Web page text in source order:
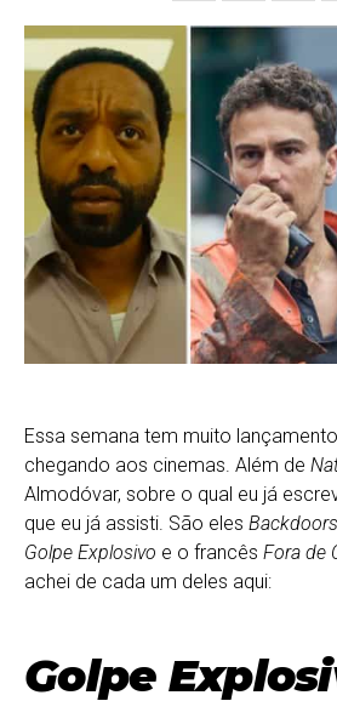
Essa semana tem muito
chegando aos cinemas. Além de
Almodóvar, sobre o qual eu já
que eu já assisti. São eles
Golpe Explosivo e o francês Fora de
achei de cada um deles aqui:
Golpe